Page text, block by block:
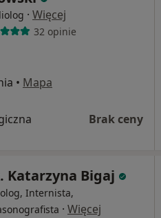
· Więcej
32 opinie
• Mapa
Brak ceny
Katarzyna Bigaj
Internista,
· Więcej